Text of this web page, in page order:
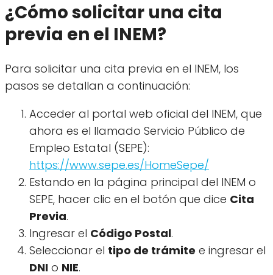
¿Cómo solicitar una cita
previa en el INEM?
Para solicitar una cita previa en el INEM, los
pasos se detallan a continuación:
Acceder al portal web oficial del INEM, que
ahora es el llamado Servicio Público de
Empleo Estatal (SEPE):
https://www.sepe.es/HomeSepe/
Estando en la página principal del INEM o
SEPE, hacer clic en el botón que dice Cita
Previa.
Ingresar el Código Postal.
Seleccionar el tipo de trámite e ingresar el
DNI o NIE.